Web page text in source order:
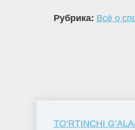
Рубрика: Всё о
TO‘RTINCHI